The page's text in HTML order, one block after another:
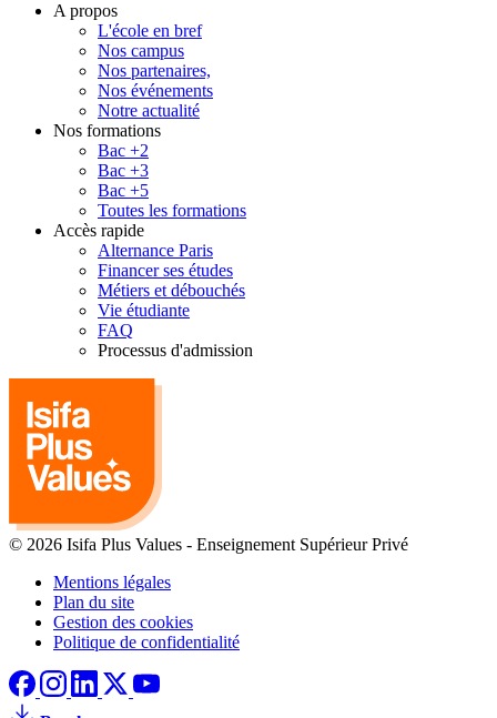
A propos
L'école en bref
Nos campus
Nos partenaires,
Nos événements
Notre actualité
Nos formations
Bac +2
Bac +3
Bac +5
Toutes les formations
Accès rapide
Alternance Paris
Financer ses études
Métiers et débouchés
Vie étudiante
FAQ
Processus d'admission
© 2026 Isifa Plus Values - Enseignement Supérieur Privé
Mentions légales
Plan du site
Gestion des cookies
Politique de confidentialité